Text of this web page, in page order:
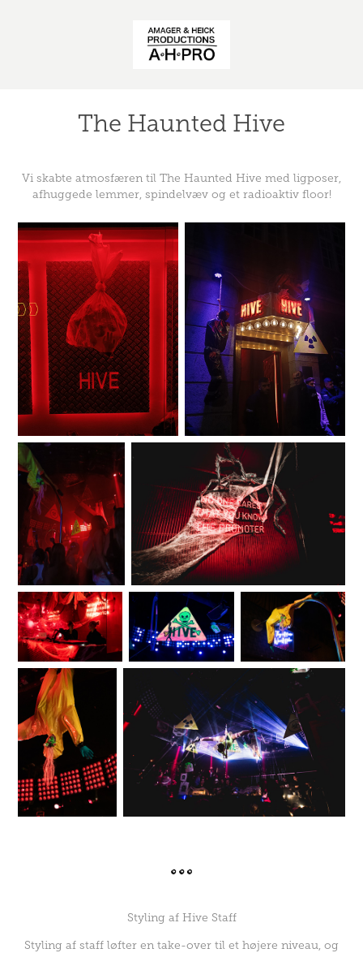
The Haunted Hive
Vi skabte atmosfæren til The Haunted Hive med ligposer,
afhuggede lemmer, spindelvæv og et radioaktiv floor!
Styling af Hive Staff
Styling af staff løfter en take-over til et højere niveau, og